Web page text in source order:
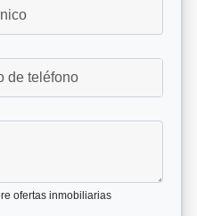
ofertas inmobiliarias